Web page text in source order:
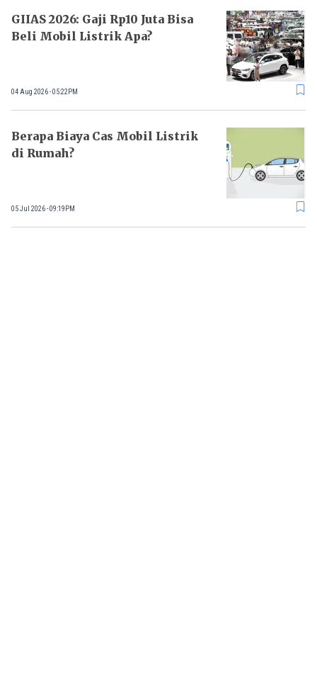
GIIAS 2026: Gaji Rp10 Juta Bisa
Beli Mobil Listrik Apa?
04 Aug 2026 - 05:22PM
Berapa Biaya Cas Mobil Listrik
di Rumah?
05 Jul 2026 - 09:19PM